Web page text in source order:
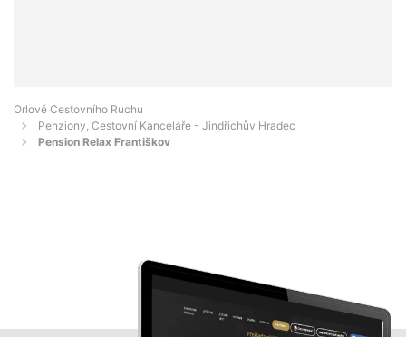
Orlové Cestovního Ruchu
Penziony, Cestovní Kanceláře - Jindřichův Hradec
Pension Relax Františkov